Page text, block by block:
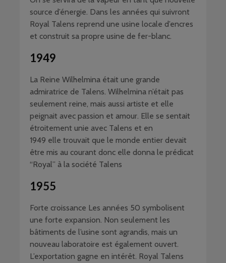
source d’énergie. Dans les années qui suivront
Royal Talens reprend une usine locale d’encres
et construit sa propre usine de fer-blanc.
1949
La Reine Wilhelmina était une grande
admiratrice de Talens. Wilhelmina n’était pas
seulement reine, mais aussi artiste et elle
peignait avec passion et amour. Elle se sentait
étroitement unie avec Talens et en
1949 elle trouvait que le monde entier devait
être mis au courant donc elle donna le prédicat
“Royal” à la société Talens
1955
Forte croissance Les années 50 symbolisent
une forte expansion. Non seulement les
bâtiments de l’usine sont agrandis, mais un
nouveau laboratoire est également ouvert.
L’exportation gagne en intérêt. Royal Talens